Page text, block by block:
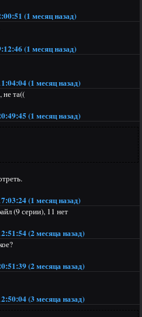
(1 месяц назад)
(1 месяц назад)
(1 месяц назад)
не та((
(1 месяц назад)
(1 месяц назад)
(9 серии), 11 нет
(2 месяца назад)
(2 месяца назад)
(3 месяца назад)